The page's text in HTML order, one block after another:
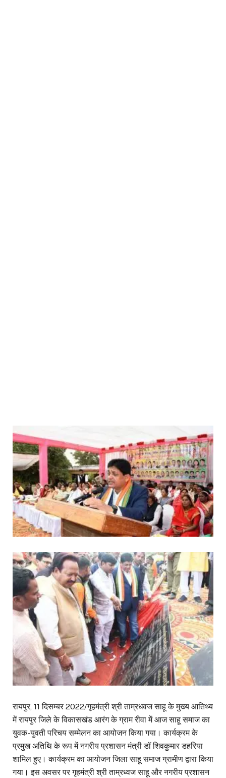
रायपुर, 11 दिसम्बर 2022/गृहमंत्री श्री ताम्रधवज साहू के मुख्य आतिथ्य
में रायपुर जिले के विकासखंड आरंग के ग्राम रीवा में आज साहू समाज का
युवक-युवती परिचय सम्मेलन का आयोजन किया गया। कार्यक्रम के
प्रमुख अतिथि के रूप में नगरीय प्रशासन मंत्री डॉ शिवकुमार डहरिया
शामिल हुए। कार्यक्रम का आयोजन जिला साहू समाज ग्रामीण द्वारा किया
गया। इस अवसर पर गृहमंत्री श्री ताम्रध्वज साहू और नगरीय प्रशासन